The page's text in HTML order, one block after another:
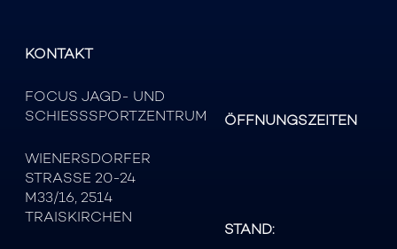
KONTAKT
FOCUS JAGD- UND
SCHIESSSPORTZENTRUM
WIENERSDORFER
STRASSE 20-24
M33/16, 2514
TRAISKIRCHEN
ÖFFNUNGSZEITEN
STAND: